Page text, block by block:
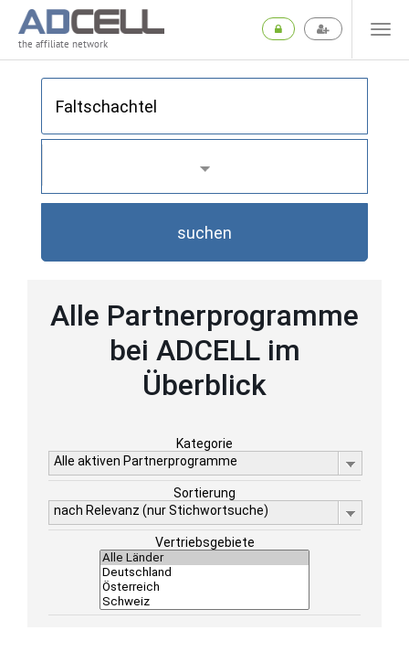
the affiliate network
suchen
Alle Partnerprogramme
bei ADCELL im
Überblick
Kategorie
Alle aktiven Partnerprogramme
Sortierung
nach Relevanz (nur Stichwortsuche)
Vertriebsgebiete